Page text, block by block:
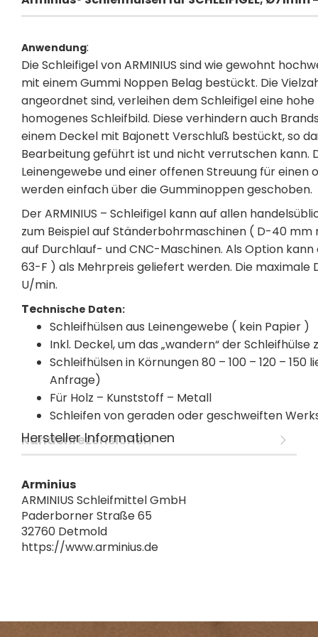
Anwendung:
Die Schleifigel von ARMINIUS sind wie gewohnt
mit einem Gummi Noppen Belag bestückt. Die
angeordnet sind, verleihen dem Schleifigel eine
homogenes Schleifbild. Diese verhindern auch
einem Deckel mit Bajonett Verschluß bestückt, so
Bearbeitung geführt ist und nicht verrutschen kann.
Leinengewebe und einer offenen Streuung für einen
werden einfach über die Gumminoppen geschoben.
Der ARMINIUS – Schleifigel kann auf allen
zum Beispiel auf Ständerbohrmaschinen ( D-40 mm
auf Durchlauf- und CNC-Maschinen. Als Option
63-F ) als Mehrpreis geliefert werden. Die maximale
U/min.
Technische Daten:
Schleifhülsen aus Leinengewebe ( kein Papier )
Inkl. Deckel, um das „wandern“ der Schleifhülse
Schleifhülsen in Körnungen 80 – 100 – 120 –
Anfrage)
Für Holz – Kunststoff – Metall
Schleifen von geraden oder geschweiften
Kundenrezensionen
Hersteller Informationen
Arminius
ARMINIUS Schleifmittel GmbH
Paderborner Straße 65
32760 Detmold
https://www.arminius.de